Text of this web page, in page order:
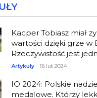
Kacper Tobiasz miał
wartości dzięki grze w
Rzeczywistość jest
Artykuły 16 lut 2024
IO 2024: Polskie
medalowe. Którzy